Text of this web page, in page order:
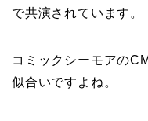
で共演されています。
コミックシーモアの
似合いですよね。